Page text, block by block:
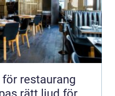
restaurang